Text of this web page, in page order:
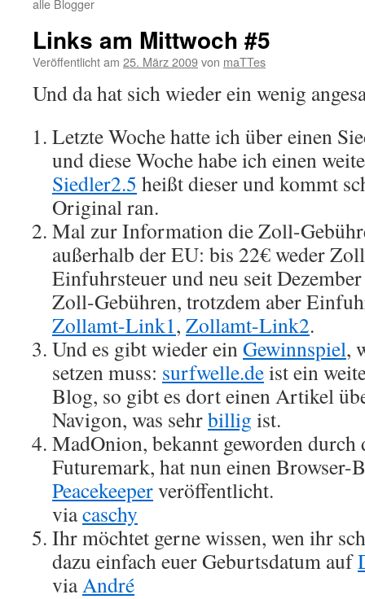
alle Blogger
Links am Mittwoch #5
Veröffentlicht am 25. März 2009von maTTes
Und da hat sich wieder ein wenig
Letzte Woche hatte ich über einen
und diese Woche habe ich einen
Siedler2.5 heißt dieser und kommt
Original ran.
Mal zur Information die Zoll-
außerhalb der EU: bis 22€ weder
Einfuhrsteuer und neu seit
Zoll-Gebühren, trotzdem aber
Zollamt-Link1, Zollamt-Link2.
Und es gibt wieder einGewinnspiel,
setzen muss: surfwelle.deist ein
Blog, so gibt es dort einen Artikel
Navigon, was sehrbillig ist.
MadOnion, bekannt geworden
Futuremark, hat nun einen Browser-
Peacekeeperveröffentlicht.
viacaschy
Ihr möchtet gerne wissen, wen ihr
dazu einfach euer Geburtsdatum auf
viaAndré